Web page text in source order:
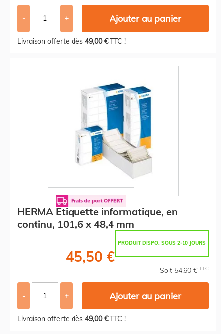
- + Ajouter au panier
Livraison offerte dès 49,00 €TTC !
HERMA Etiquette informatique, en
continu, 101,6 x 48,4 mm
PRODUIT DISPO. SOUS 2-10 JOURS
45,50 €
Soit 54,60 € TTC
- + Ajouter au panier
Livraison offerte dès 49,00 €TTC !